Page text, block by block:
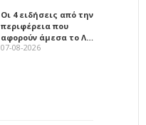
Οι 4 ειδήσεις από την
περιφέρεια που
αφορούν άμεσα το Λ…
07-08-2026